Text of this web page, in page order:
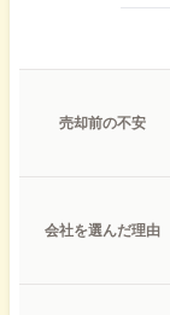
売却前の不安
会社を選んだ理由